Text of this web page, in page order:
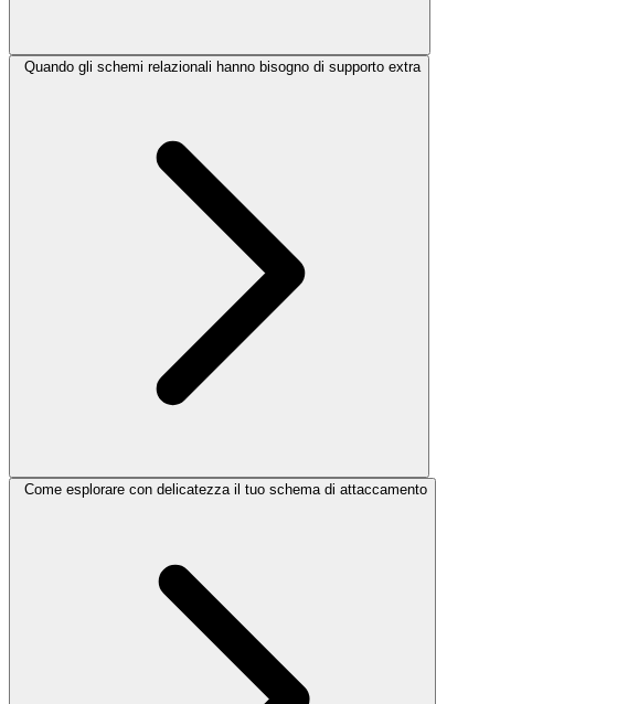
Quando gli schemi relazionali hanno bisogno di supporto extra
Come esplorare con delicatezza il tuo schema di attaccamento